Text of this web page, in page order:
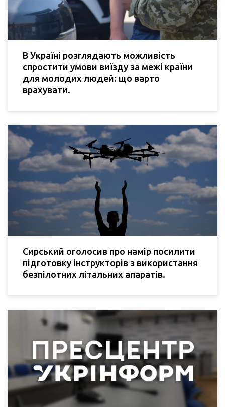
В Україні розглядають можливість
спростити умови виїзду за межі країни
для молодих людей: що варто
врахувати.
Сирський оголосив про намір посилити
підготовку інструкторів з використання
безпілотних літальних апаратів.